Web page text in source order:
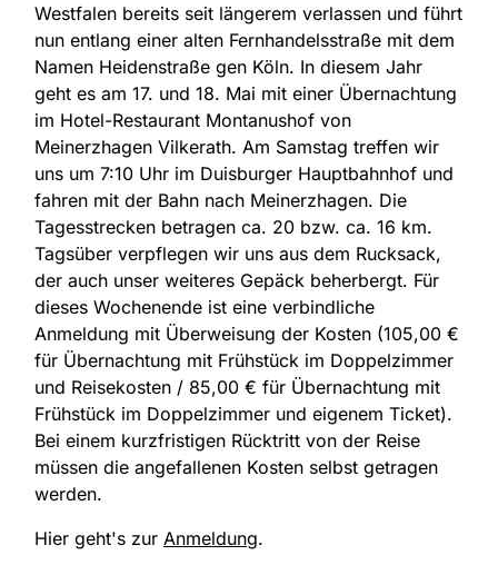
Westfalen bereits seit längerem verlassen und führt
nun entlang einer alten Fernhandelsstraße mit dem
Namen Heidenstraße gen Köln. In diesem Jahr
geht es am 17. und 18. Mai mit einer Übernachtung
im Hotel-Restaurant Montanushof von
Meinerzhagen Vilkerath. Am Samstag treffen wir
uns um 7:10 Uhr im Duisburger Hauptbahnhof und
fahren mit der Bahn nach Meinerzhagen. Die
Tagesstrecken betragen ca. 20 bzw. ca. 16 km.
Tagsüber verpflegen wir uns aus dem Rucksack,
der auch unser weiteres Gepäck beherbergt. Für
dieses Wochenende ist eine verbindliche
Anmeldung mit Überweisung der Kosten (105,00 €
für Übernachtung mit Frühstück im Doppelzimmer
und Reisekosten / 85,00 € für Übernachtung mit
Frühstück im Doppelzimmer und eigenem Ticket).
Bei einem kurzfristigen Rücktritt von der Reise
müssen die angefallenen Kosten selbst getragen
werden.
Hier geht's zur Anmeldung.